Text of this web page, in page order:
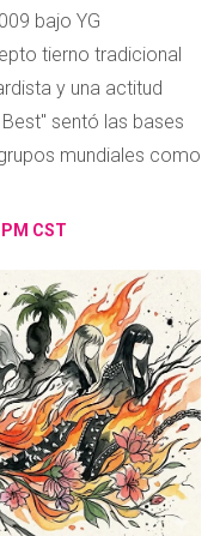
bajo YG
tierno tradicional
y una actitud
sentó las bases
mundiales como
PM CST